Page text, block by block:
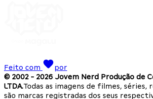
Feito com
por
© 2002 - 2026 Jovem Nerd Produção de
LTDA.Todas as imagens de filmes, séries,
são marcas registradas dos seus